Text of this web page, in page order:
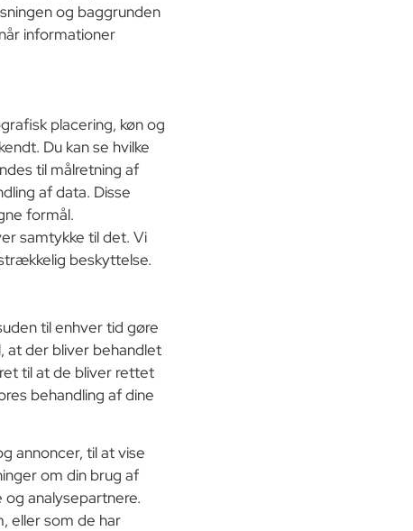
og baggrunden
informationer
placering, køn og
Du kan se hvilke
til målretning af
af data. Disse
formål.
samtykke til det. Vi
beskyttelse.
til enhver tid gøre
at der bliver behandlet
til at de bliver rettet
behandling af dine
annoncer, til at vise
om din brug af
analysepartnere.
eller som de har